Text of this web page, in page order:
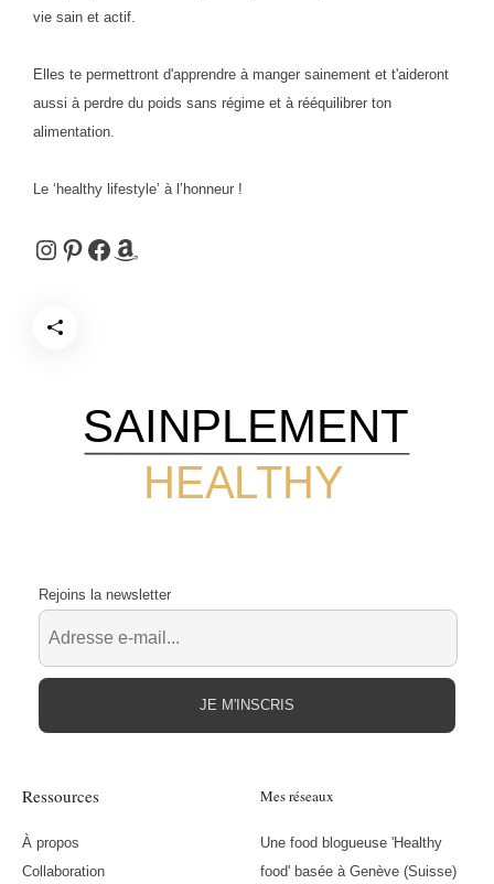
vie sain et actif.
Elles te permettront d'apprendre à manger sainement et t'aideront
aussi à perdre du poids sans régime et à rééquilibrer ton
alimentation.
Le ‘healthy lifestyle’ à l’honneur !
Instagram
Pinterest
Facebook
Amazon
HEALTHY
SAINPLEMENT
Ressources
À propos
Collaboration
Mes réseaux
Une food blogueuse 'Healthy
food' basée à Genève (Suisse)
Rejoins la newsletter
JE M'INSCRIS